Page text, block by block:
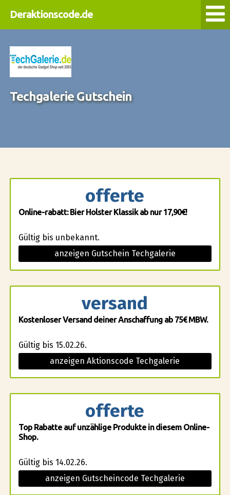
Deraktionscode.de
Techgalerie Gutschein
offerte
Online-rabatt: Bier Holster Klassik ab nur 17,90€!
Gültig bis unbekannt.
anzeigen Gutschein Techgalerie
versand
Kostenloser Versand deiner Anschaffung ab 75€ MBW.
Gültig bis 15.02.26.
anzeigen Aktionscode Techgalerie
offerte
Top Rabatte auf unzählige Produkte in diesem Online-
Shop.
Gültig bis 14.02.26.
anzeigen Gutscheincode Techgalerie